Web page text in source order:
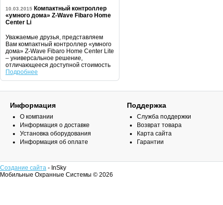
10.03.2015 Компактный контроллер
«умного дома» Z-Wave Fibaro Home
Center Li
Уважаемые друзья, представляем
Вам компактный контроллер «умного
дома» Z-Wave Fibaro Home Center Lite
– универсальное решение,
отличающееся доступной стоимость
Подробнее
Информация
О компании
Информация о доставке
Установка оборудования
Информация об оплате
Поддержка
Служба поддержки
Возврат товара
Карта сайта
Гарантии
Создание сайта - InSky
Мобильные Охранные Системы © 2026